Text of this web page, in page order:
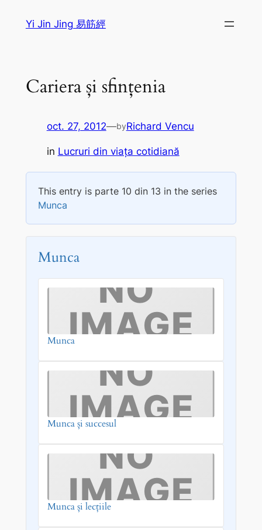
Yi Jin Jing 易筋經
Cariera și sfințenia
oct. 27, 2012—byRichard Vencu
in Lucruri din viaţa cotidiană
This entry is parte 10 din 13 in the series
Munca
Munca
Munca
Munca și succesul
Munca și lecțiile